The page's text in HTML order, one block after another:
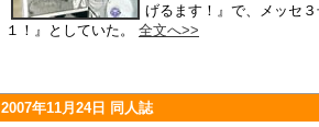
げるます！』で、メッセ
１！』としていた。 全文へ>>
2007年11月24日 同人誌